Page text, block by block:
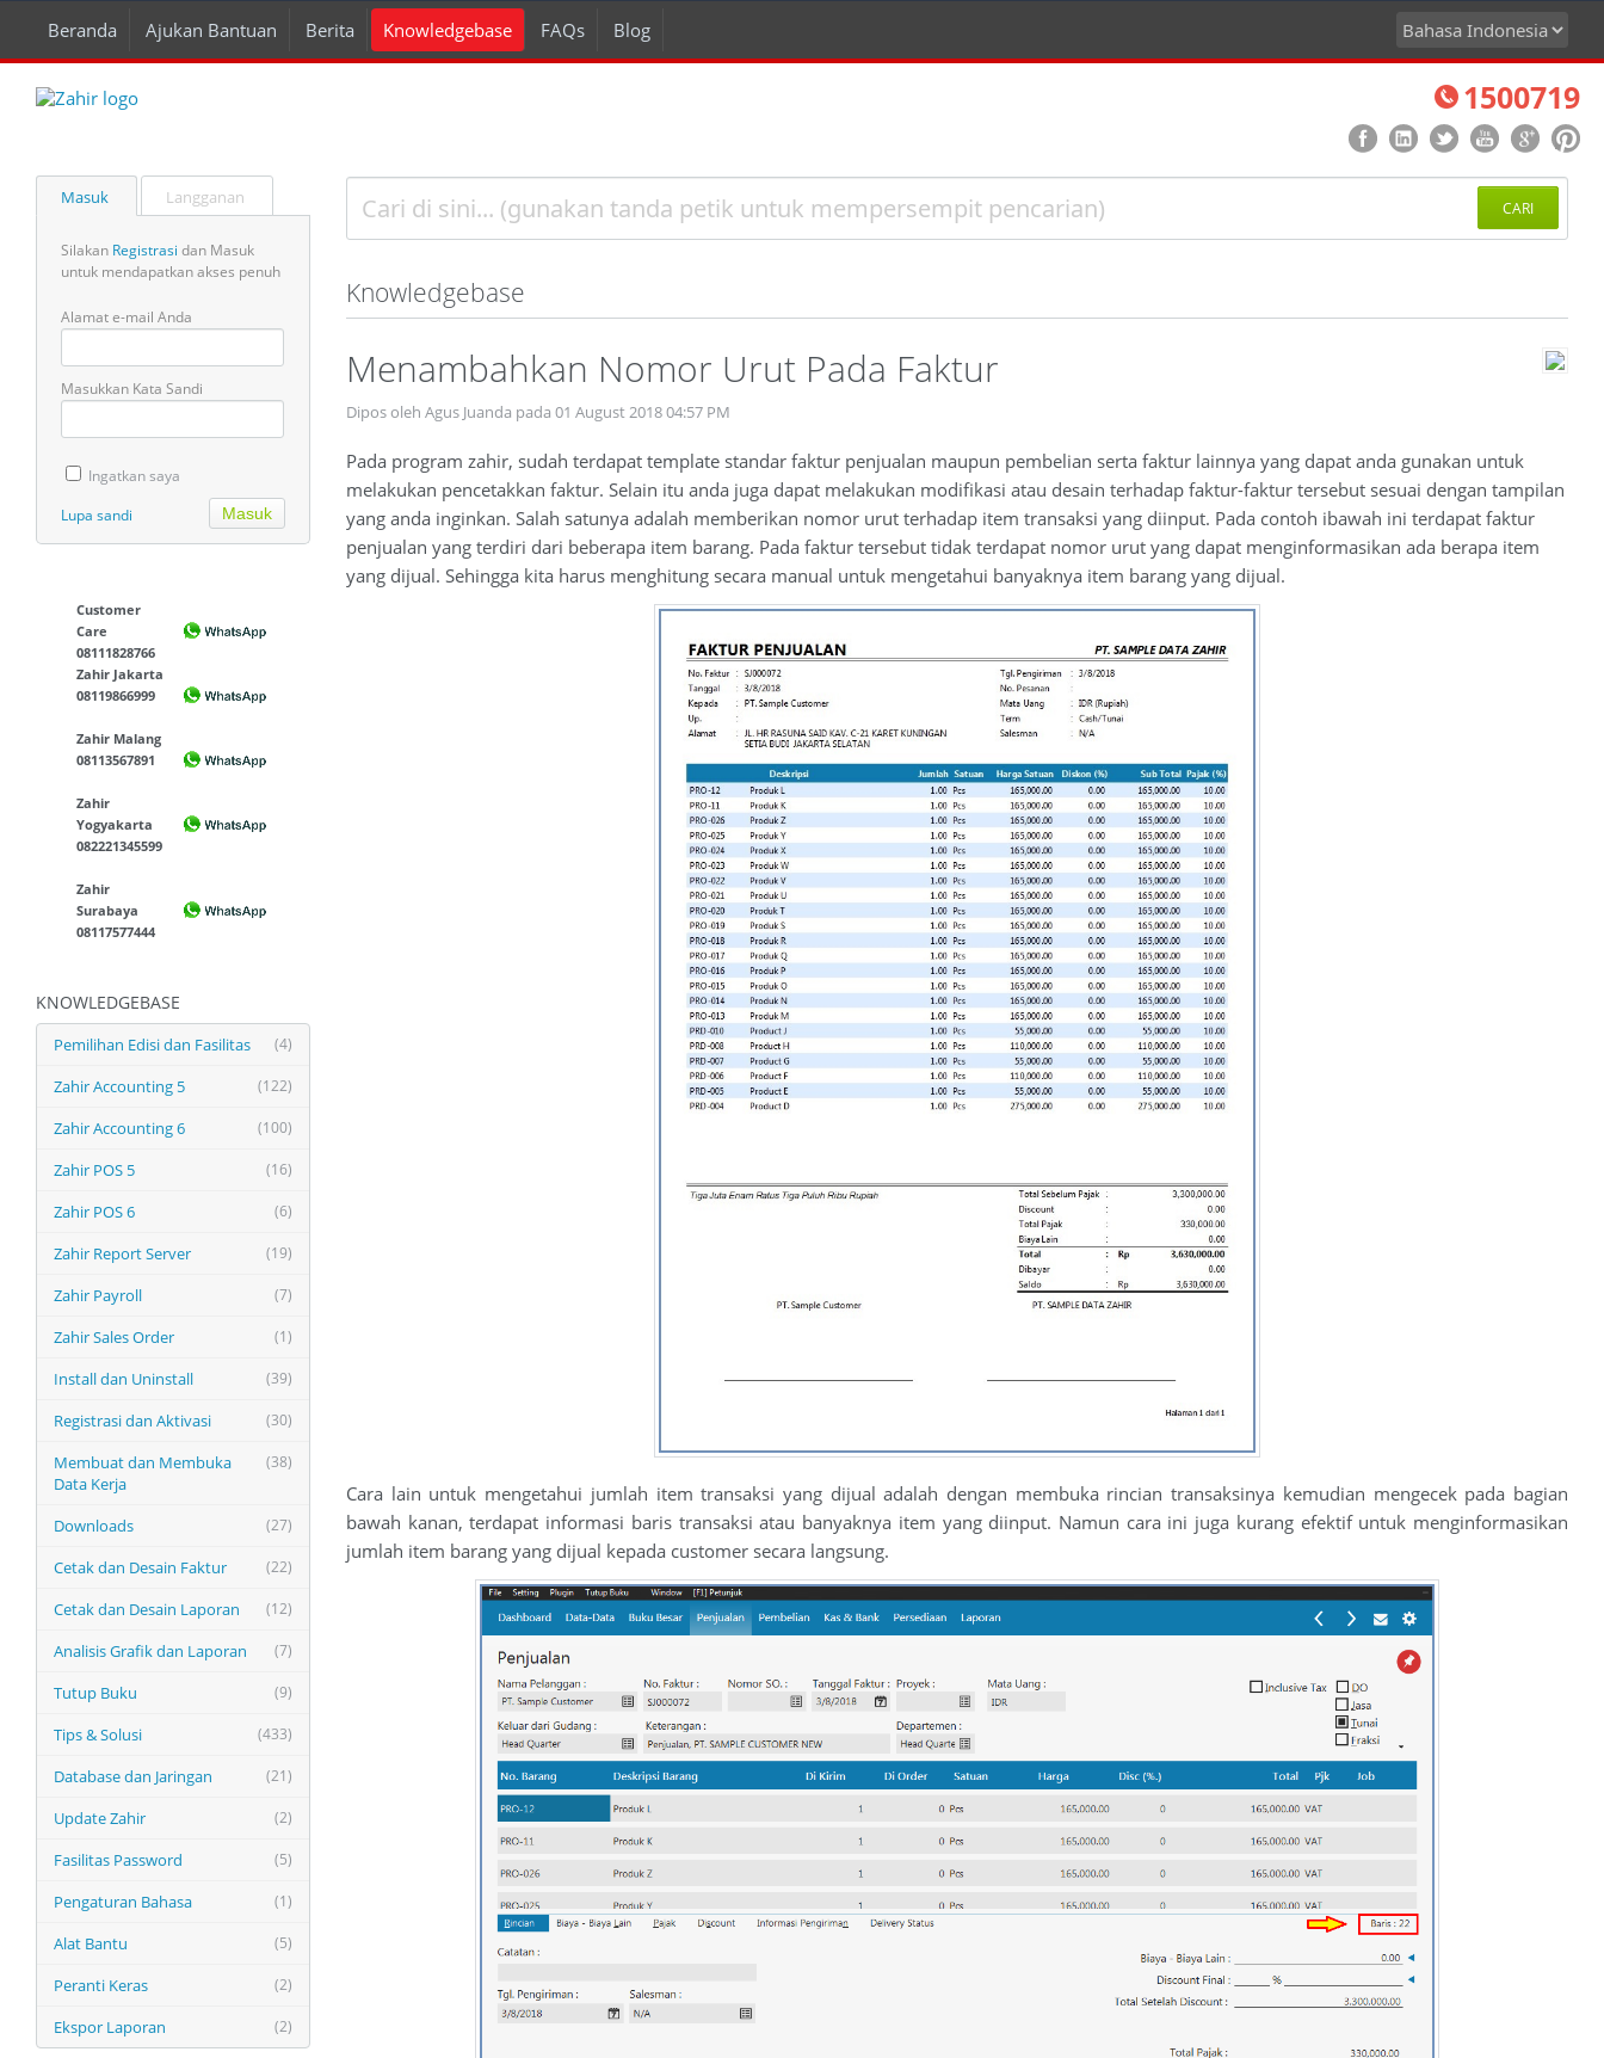
Beranda Ajukan Bantuan Berita Knowledgebase FAQs Blog
1500719
Masuk Langganan
Silakan Registrasi dan Masuk
untuk mendapatkan akses penuh
Alamat e-mail Anda
Masukkan Kata Sandi
Ingatkan saya
Lupa sandi
Customer
Care
08111828766
Zahir Jakarta
08119866999
Zahir Malang
08113567891
Zahir
Yogyakarta
082221345599
Zahir
Surabaya
08117577444
KNOWLEDGEBASE
(4)
Pemilihan Edisi dan Fasilitas
(122)
Zahir Accounting 5
(100)
Zahir Accounting 6
(16)
Zahir POS 5
(6)
Zahir POS 6
(19)
Zahir Report Server
(7)
Zahir Payroll
(1)
Zahir Sales Order
(39)
Install dan Uninstall
(30)
Registrasi dan Aktivasi
(38)
Membuat dan Membuka
Data Kerja
(27)
Downloads
(22)
Cetak dan Desain Faktur
(12)
Cetak dan Desain Laporan
(7)
Analisis Grafik dan Laporan
(9)
Tutup Buku
(433)
Tips & Solusi
(21)
Database dan Jaringan
(2)
Update Zahir
(5)
Fasilitas Password
(1)
Pengaturan Bahasa
(5)
Alat Bantu
(2)
Peranti Keras
(2)
Ekspor Laporan
CARI
Knowledgebase
Menambahkan Nomor Urut Pada Faktur
Dipos oleh Agus Juanda pada 01 August 2018 04:57 PM
Pada program zahir, sudah terdapat template standar faktur penjualan maupun pembelian serta faktur lainnya yang dapat anda gunakan untuk
melakukan pencetakkan faktur. Selain itu anda juga dapat melakukan modifikasi atau desain terhadap faktur-faktur tersebut sesuai dengan tampilan
yang anda inginkan. Salah satunya adalah memberikan nomor urut terhadap item transaksi yang diinput. Pada contoh ibawah ini terdapat faktur
penjualan yang terdiri dari beberapa item barang. Pada faktur tersebut tidak terdapat nomor urut yang dapat menginformasikan ada berapa item
yang dijual. Sehingga kita harus menghitung secara manual untuk mengetahui banyaknya item barang yang dijual.
Cara lain untuk mengetahui jumlah item transaksi yang dijual adalah dengan membuka rincian transaksinya kemudian mengecek pada bagian
bawah kanan, terdapat informasi baris transaksi atau banyaknya item yang diinput. Namun cara ini juga kurang efektif untuk menginformasikan
jumlah item barang yang dijual kepada customer secara langsung.